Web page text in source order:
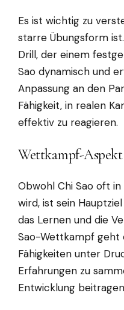
Es ist wichtig zu
starre Übungsform
Drill, der einem
Sao dynamisch und
Anpassung an den
Fähigkeit, in realen
effektiv zu reagieren.
Wettkampf-Aspekt
Obwohl Chi Sao oft
wird, ist sein
das Lernen und die
Sao-Wettkampf geht
Fähigkeiten unter
Erfahrungen zu
Entwicklung